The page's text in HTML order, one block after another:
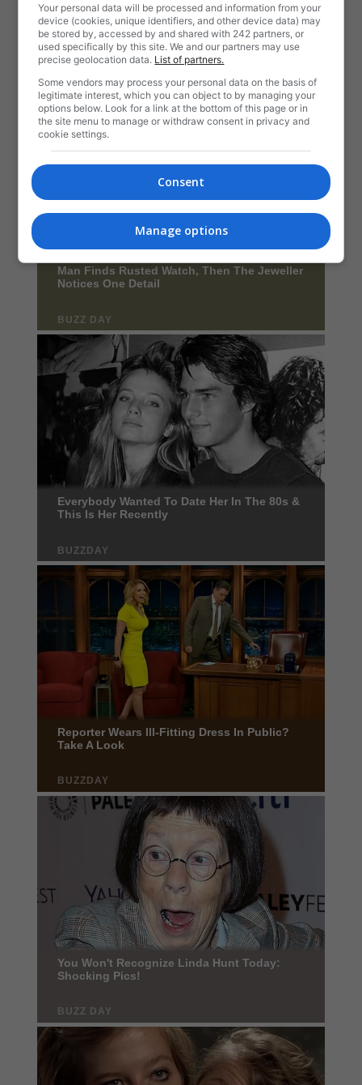
Your personal data will be processed and information from your
device (cookies, unique identifiers, and other device data) may
be stored by, accessed by and shared with 242 partners, or
used specifically by this site. We and our partners may use
precise geolocation data. List of partners.
Some vendors may process your personal data on the basis of
legitimate interest, which you can object to by managing your
options below. Look for a link at the bottom of this page or in
the site menu to manage or withdraw consent in privacy and
cookie settings.
Consent
Manage options